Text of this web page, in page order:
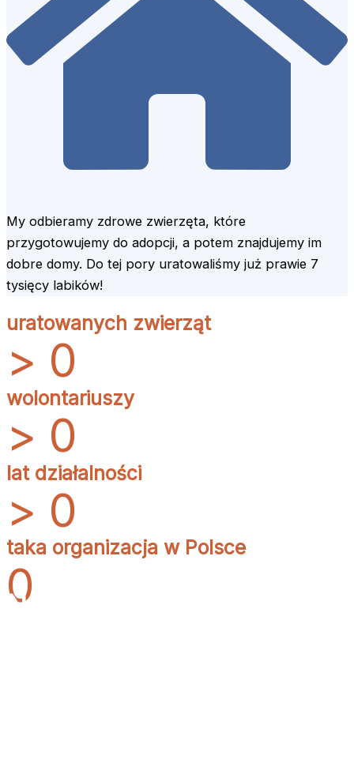
My odbieramy zdrowe zwierzęta, które
przygotowujemy do adopcji, a potem znajdujemy im
dobre domy. Do tej pory uratowaliśmy już prawie 7
tysięcy labików!
uratowanych zwierząt
> 0
wolontariuszy
> 0
lat działalności
> 0
taka organizacja w Polsce
0
Nasza działalność to nie